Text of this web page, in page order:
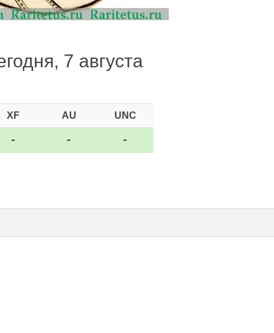
7 августа
XF AU UNC
- - -